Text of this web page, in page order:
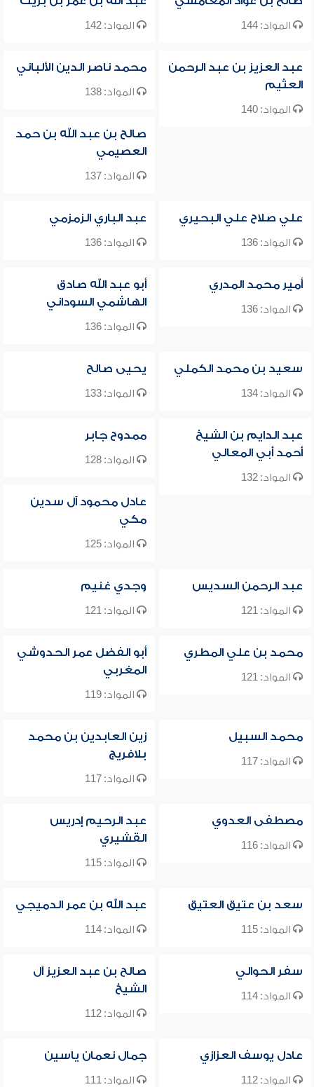
المواد: 144 المواد: 142
عبد العزيز بن عبد الرحمن
العثيم
المواد: 140
محمد ناصر الدين الألباني
المواد: 138
صالح بن عبد الله بن حمد
العصيمي
المواد: 137
علي صلاح علي البحيري
المواد: 136
عبد الباري الزمزمي
المواد: 136
أمير محمد المدري
المواد: 136
أبو عبد الله صادق
الهاشمي السوداني
المواد: 136
سعيد بن محمد الكملي
المواد: 134
يحيى صالح
المواد: 133
عبد الدايم بن الشيخ
أحمد أبي المعالي
المواد: 132
ممدوح جابر
المواد: 128
عادل محمود آل سدين
مكي
المواد: 125
عبد الرحمن السديس
المواد: 121
وجدي غنيم
المواد: 121
محمد بن علي المطري
المواد: 121
أبو الفضل عمر الحدوشي
المغربي
المواد: 119
محمد السبيل
المواد: 117
زين العابدين بن محمد
بلافريج
المواد: 117
مصطفى العدوي
المواد: 116
عبد الرحيم إدريس
القشيري
المواد: 115
سعد بن عتيق العتيق
المواد: 115
عبد الله بن عمر الدميجي
المواد: 114
سفر الحوالي
المواد: 114
صالح بن عبد العزيز آل
الشيخ
المواد: 112
عادل يوسف العزازي
المواد: 112
جمال نعمان ياسين
المواد: 111